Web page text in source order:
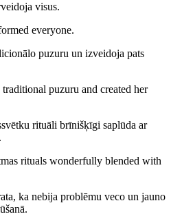
visus.
everyone.
puzuru un izveidoja pats
puzuru and created her
rituāli brīnišķīgi saplūda ar
rituals wonderfully blended with
ka nebija problēmu veco un jauno